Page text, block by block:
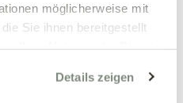
möglicherweise mit
Sie ihnen bereitgestellt
Details zeigen